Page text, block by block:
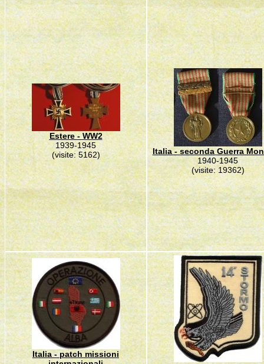
Estere - WW2
1939-1945
(visite: 5162)
Italia - seconda Guerra
1940-1945
(visite: 19362)
Italia - patch missioni